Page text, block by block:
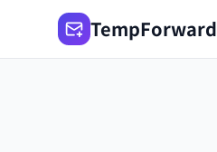
TempForward